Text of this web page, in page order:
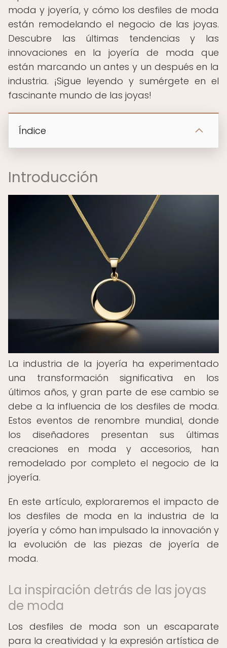
moda y joyería, y cómo los desfiles de moda
están remodelando el negocio de las joyas.
Descubre las últimas tendencias y las
innovaciones en la joyería de moda que
están marcando un antes y un después en la
industria. ¡Sigue leyendo y sumérgete en el
fascinante mundo de las joyas!
Índice
Introducción
La industria de la joyería ha experimentado
una transformación significativa en los
últimos años, y gran parte de ese cambio se
debe a la influencia de los desfiles de moda.
Estos eventos de renombre mundial, donde
los diseñadores presentan sus últimas
creaciones en moda y accesorios, han
remodelado por completo el negocio de la
joyería.
En este artículo, exploraremos el impacto de
los desfiles de moda en la industria de la
joyería y cómo han impulsado la innovación y
la evolución de las piezas de joyería de
moda.
La inspiración detrás de las joyas
de moda
Los desfiles de moda son un escaparate
para la creatividad y la expresión artística de